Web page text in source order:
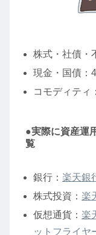
株式・社債・
現金・国債：
コモディティ
●実際に資産運
覧
銀行：楽天銀
株式投資：楽
仮想通貨：楽
ットフライヤ